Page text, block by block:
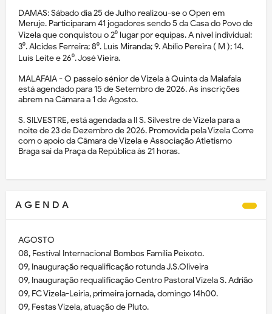
DAMAS: Sábado dia 25 de Julho realizou-se o Open em
Meruje. Participaram 41 jogadores sendo 5 da Casa do Povo de
Vizela que conquistou o 2⁰ lugar por equipas. A nível individual:
3⁰. Alcides Ferreira; 8⁰. Luís Miranda; 9. Abílio Pereira ( M ); 14.
Luís Leite e 26⁰. José Vieira.
MALAFAIA - O passeio sénior de Vizela à Quinta da Malafaia
está agendado para 15 de Setembro de 2026. As inscrições
abrem na Câmara a 1 de Agosto.
S. SILVESTRE, está agendada a II S. Silvestre de Vizela para a
noite de 23 de Dezembro de 2026. Promovida pela Vizela Corre
com o apoio da Câmara de Vizela e Associação Atletismo
Braga sai da Praça da República às 21 horas.
A G E N D A
AGOSTO
08, Festival Internacional Bombos Família Peixoto.
09, Inauguração requalificação rotunda J.S.Oliveira
09, Inauguração requalificação Centro Pastoral Vizela S. Adrião
09, FC Vizela-Leiria, primeira jornada, domingo 14h00.
09, Festas Vizela, atuação de Pluto.